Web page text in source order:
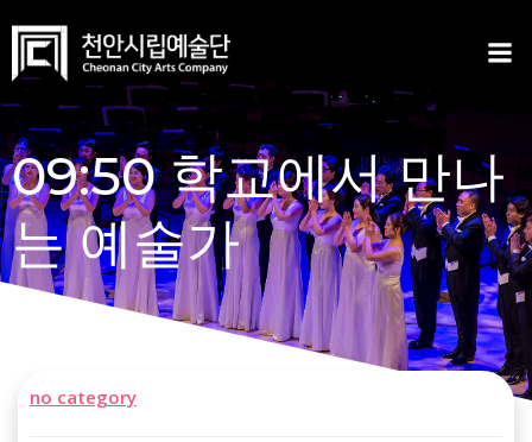
content
09:50 학교에서 만나
는 예술가
no category